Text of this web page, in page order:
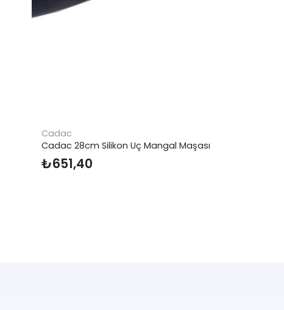
Cadac
Cadac 28cm Silikon Uç Mangal Maşası
₺651,40